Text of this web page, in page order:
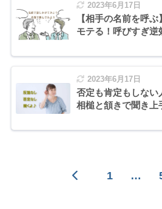
2023年6月17日
【相手の名前を呼
モテる！呼びすぎ逆
2023年6月17日
否定も肯定もしない
相槌と頷きで聞き上
1 …